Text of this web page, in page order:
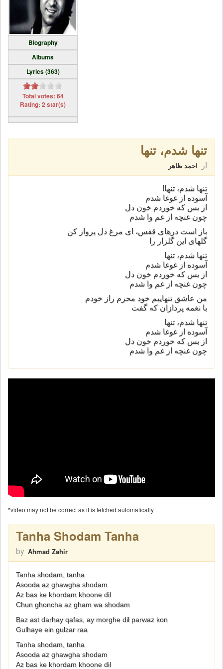
Biography
Albums
Lyrics (363)
Total votes: 64
Rating: 2 star(s)
تنها شدم، تنها
از احمد ظاهر
تنها شدم، تنها!
آسوده از غوغا شدم
از بس که خوردم خون دل
چون غنچه از غم وا شدم
باز است درهای قفس، ای مرغ دل پرواز کن
گلهای این گلزار را
تنها شدم، تنها
آسوده از غوغا شدم
از بس که خوردم خون دل
چون غنچه از غم وا شدم
من عاشق تنهاییم خود محرم راز خودم
با نغمه پردازان که گفت
تنها شدم، تنها
آسوده از غوغا شدم
از بس که خوردم خون دل
چون غنچه از غم وا شدم
*video may not be correct as it is fetched automatically
Tanha Shodam Tanha
by Ahmad Zahir
Tanha shodam, tanha
Asooda az ghawgha shodam
Az bas ke khordam khoone dil
Chun ghoncha az gham wa shodam
Baz ast darhay qafas, ay morghe dil parwaz kon
Gulhaye ein gulzar raa
Tanha shodam, tanha
Asooda az ghawgha shodam
Az bas ke khordam khoone dil